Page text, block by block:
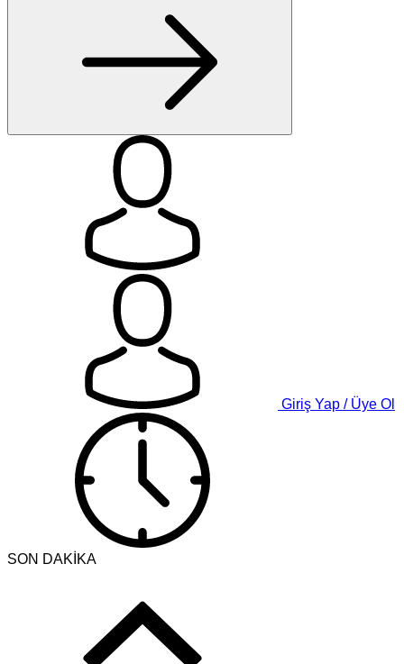
Giriş Yap / Üye Ol
SON DAKİKA